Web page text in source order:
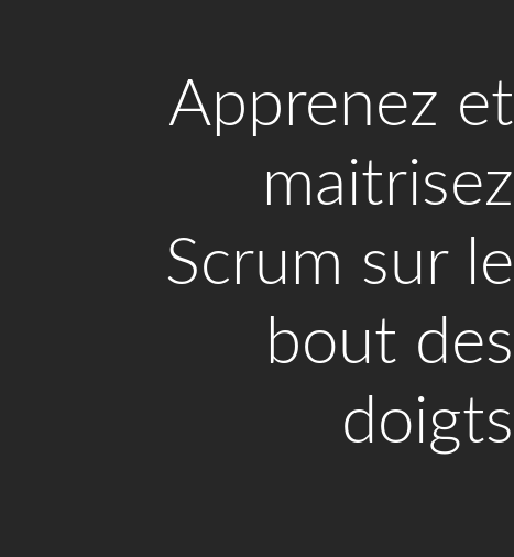
Apprenez et
maitrisez
Scrum sur le
bout des
doigts